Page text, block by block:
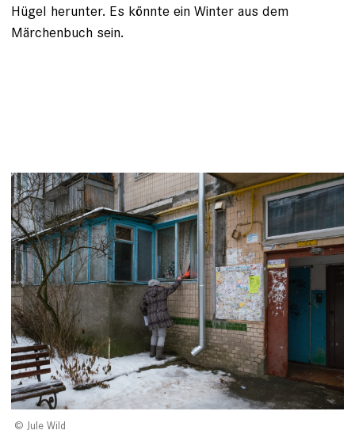
Hügel herunter. Es könnte ein Winter aus dem
Märchenbuch sein.
Jule Wild